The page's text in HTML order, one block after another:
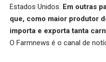
Estados Unidos. Em outras
que, como maior produtor
importa e exporta tanta
O Farmnews é o canal de